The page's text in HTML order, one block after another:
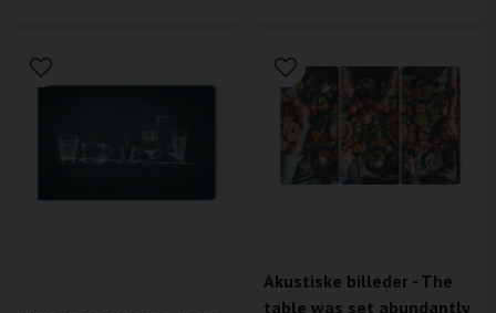
Akustiske billeder - The
table was set abundantly